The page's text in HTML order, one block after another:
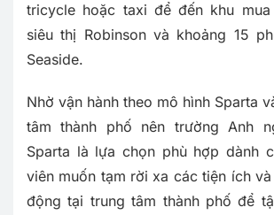
tricycle hoặc taxi để đến khu mua
siêu thị Robinson và khoảng 15
Seaside.
Nhờ vận hành theo mô hình Sparta
tâm thành phố nên trường Anh
Sparta là lựa chọn phù hợp dành
viên muốn tạm rời xa các tiện ích
động tại trung tâm thành phố để